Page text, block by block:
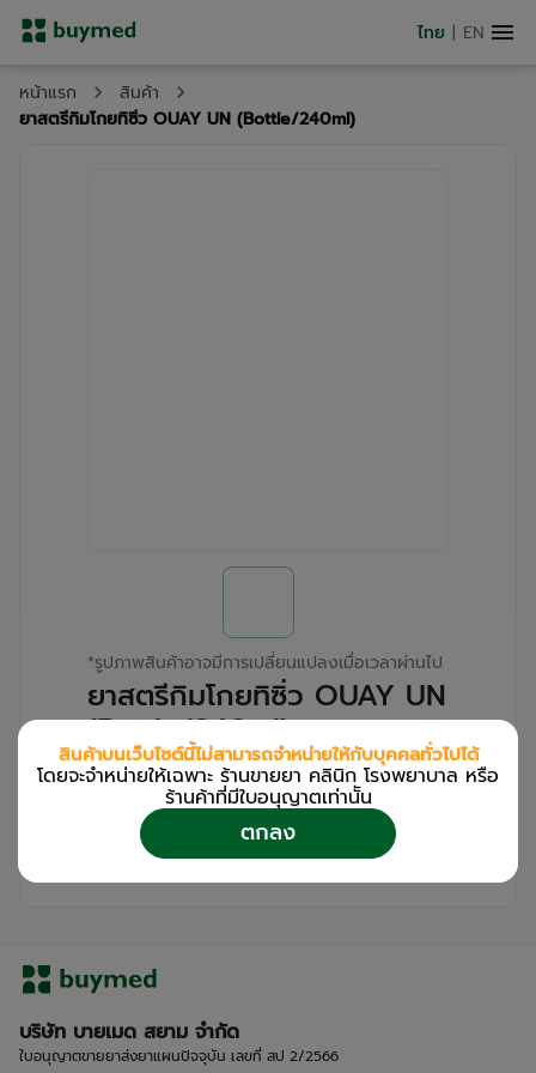
ไทย | EN
หน้าแรก
สินค้า
ยาสตรีกิมโกยทิซิ่ว OUAY UN (Bottle/240ml)
*รูปภาพสินค้าอาจมีการเปลี่ยนแปลงเมื่อเวลาผ่านไป
ยาสตรีกิมโกยทิซิ่ว OUAY UN
(Bottle/240ml)
สำหรับลูกค้าเฉพาะร้านขายยา คลินิก และโรง
เข้าสู่ระบบ
ลงทะเบียน
เพื่อดูรายละเอียดเพิ่มเติม
บริษัท บายเมด สยาม จำกัด
ใบอนุญาตขายยาส่งยาแผนปัจจุบัน เลขที่ สป 2/2566
สินค้าบนเว็บไซต์นี้ไม่สามารถจำหน่ายให้กับบุคคลทั่วไปได้
โดยจะจำหน่ายให้เฉพาะ ร้านขายยา คลินิก โรงพยาบาล หรือ
ร้านค้าที่มีใบอนุญาตเท่านััน
ตกลง